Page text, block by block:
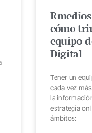
cómo
equipo
Digital
Tener un
cada vez
la
estrategia
ámbitos: